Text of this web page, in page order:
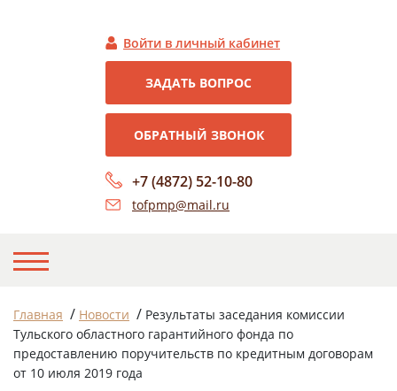
+7 (4872) 52-10-80
tofpmp@mail.ru
Войти в личный кабинет
ЗАДАТЬ ВОПРОС
ОБРАТНЫЙ ЗВОНОК
О НАС
НОВОСТИ
Главная / Новости / Результаты заседания комиссии
Тульского областного гарантийного фонда по
предоставлению поручительств по кредитным договорам
от 10 июля 2019 года